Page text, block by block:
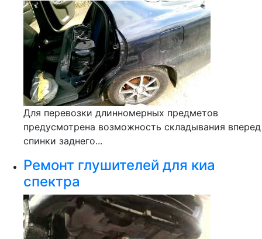
Для перевозки длинномерных предметов
предусмотрена возможность складывания вперед
спинки заднего...
Ремонт глушителей для киа
спектра